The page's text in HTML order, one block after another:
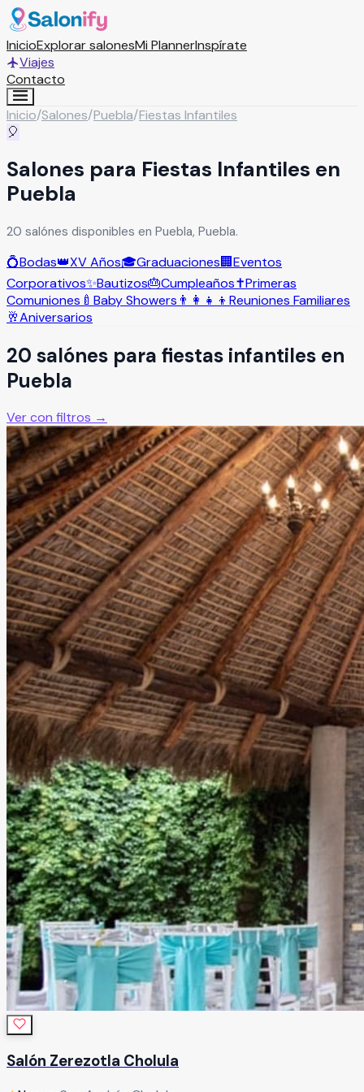
InicioExplorar salonesMi PlannerInspírate
Viajes
Contacto
Inicio/Salones/Puebla/Fiestas Infantiles
🎈
Salones para Fiestas Infantiles en
Puebla
20 salónes disponibles en Puebla, Puebla.
💍Bodas👑XV Años🎓Graduaciones🏢Eventos
Corporativos✨Bautizos🎂Cumpleaños✝️Primeras
Comuniones 🍼 Baby Showers 👨‍👩‍👧‍👦 Reuniones Familiares
🥂Aniversarios
20 salónes para fiestas infantiles en
Puebla
Ver con filtros →
Salón Zerezotla Cholula